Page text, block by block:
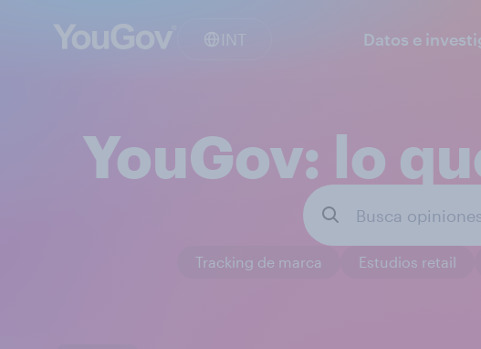
INT Datos e
YouGov: lo
Tracking de marca Estudios retail